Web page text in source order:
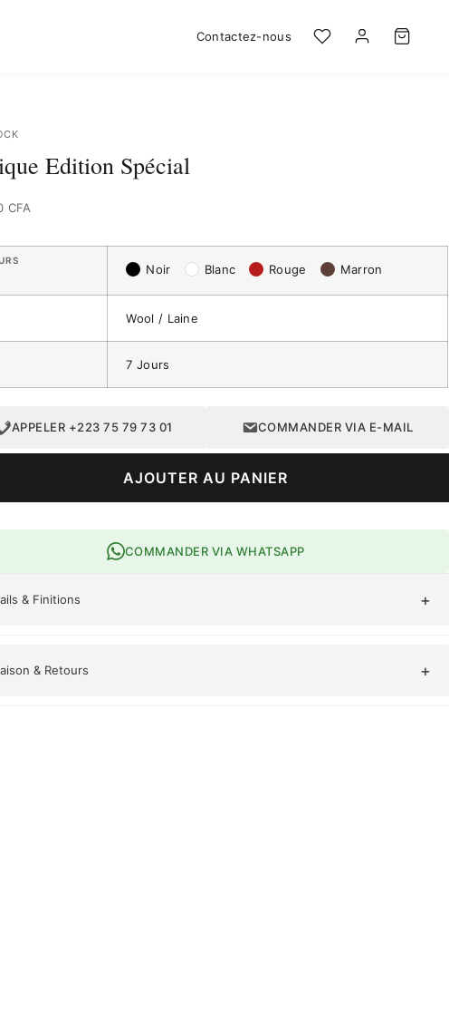
Contactez-nous
Edition Spécial
CFA
Noir Blanc Rouge Marron
Wool / Laine
7 Jours
APPELER +223 75 79 73 01 COMMANDER VIA E-MAIL
AJOUTER AU PANIER
COMMANDER VIA WHATSAPP
& Finitions +
& Retours +